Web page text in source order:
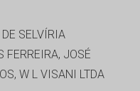
SELVÍRIA
FERREIRA, JOSÉ
W L VISANI LTDA